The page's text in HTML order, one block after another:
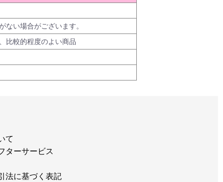
ない場合がございます。
比較的程度のよい商品
て
ターサービス
法に基づく表記